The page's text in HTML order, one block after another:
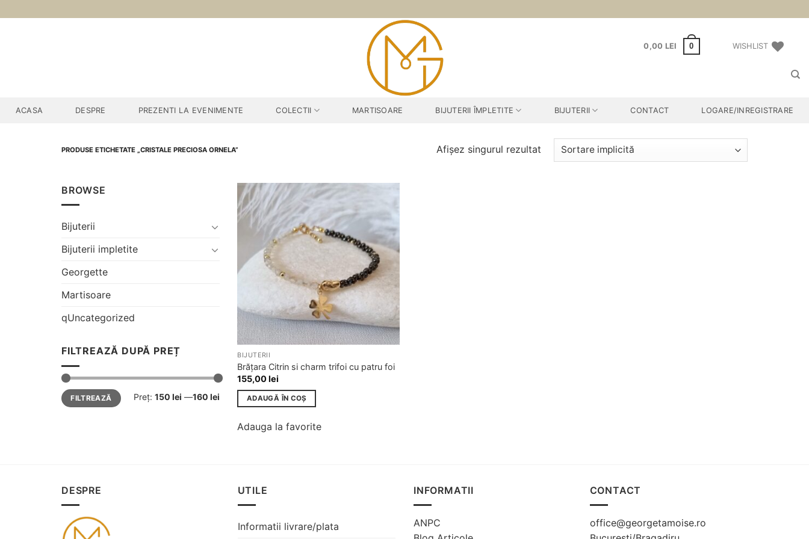
to
0,00 LEI 0 WISHLIST
ACASA DESPRE PREZENTI LA EVENIMENTE COLECTII MARTISOARE BIJUTERII ÎMPLETITE BIJUTERII CONTACT LOGARE/INREGISTRARE
PRODUSE ETICHETATE „CRISTALE PRECIOSA ORNELA” Afișez singurul rezultat
BROWSE
Bijuterii
Bijuterii impletite
Georgette
Martisoare
qUncategorized
FILTREAZĂ DUPĂ PREȚ
Preț
minim
Preț
maxim
FILTREAZĂ Preț: 150 lei —160 lei
favorite
BIJUTERII
Brățara Citrin si charm trifoi cu patru foi
155,00lei
ADAUGĂ ÎN COȘ
Adauga la favorite
DESPRE UTILE
Informatii livrare/plata
INFORMATII
ANPC
CONTACT
office@georgetamoise.ro